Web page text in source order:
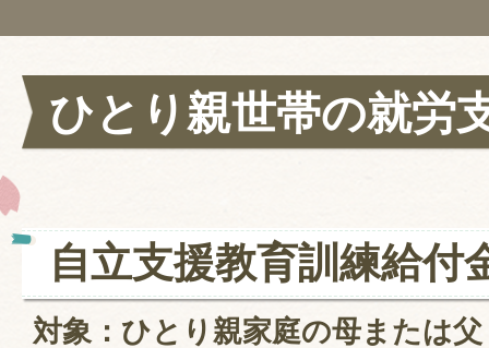
ひとり親世帯の就労
自立支援教育訓練給付
対象：ひとり親家庭の母または父